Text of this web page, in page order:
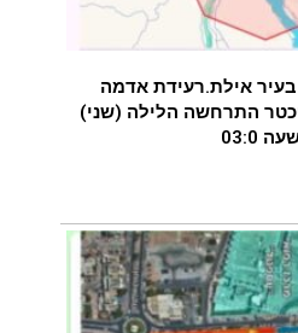
אילת.רעידת אדמה
ריכטר התרחשה הלילה (שני)